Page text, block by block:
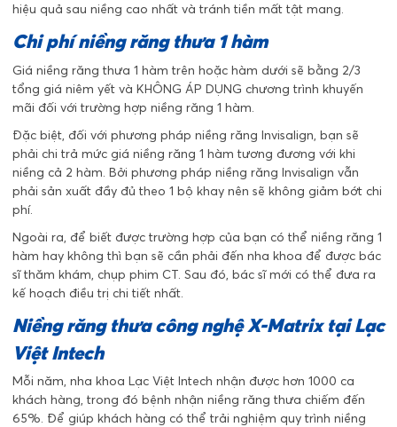
hiệu quả sau niềng cao nhất và tránh tiền mất tật mang.
Chi phí niềng răng thưa 1 hàm
Giá niềng răng thưa 1 hàm trên hoặc hàm dưới sẽ bằng 2/3
tổng giá niêm yết và KHÔNG ÁP DỤNG chương trình khuyến
mãi đối với trường hợp niềng răng 1 hàm.
Đặc biệt, đối với phương pháp niềng răng Invisalign, bạn sẽ
phải chi trả mức giá niềng răng 1 hàm tương đương với khi
niềng cả 2 hàm. Bởi phương pháp niềng răng Invisalign vẫn
phải sản xuất đầy đủ theo 1 bộ khay nên sẽ không giảm bớt chi
phí.
Ngoài ra, để biết được trường hợp của bạn có thể niềng răng 1
hàm hay không thì bạn sẽ cần phải đến nha khoa để được bác
sĩ thăm khám, chụp phim CT. Sau đó, bác sĩ mới có thể đưa ra
kế hoạch điều trị chi tiết nhất.
Niềng răng thưa công nghệ X-Matrix tại Lạc
Việt Intech
Mỗi năm, nha khoa Lạc Việt Intech nhận được hơn 1000 ca
khách hàng, trong đó bệnh nhận niềng răng thưa chiếm đến
65%. Để giúp khách hàng có thể trải nghiệm quy trình niềng